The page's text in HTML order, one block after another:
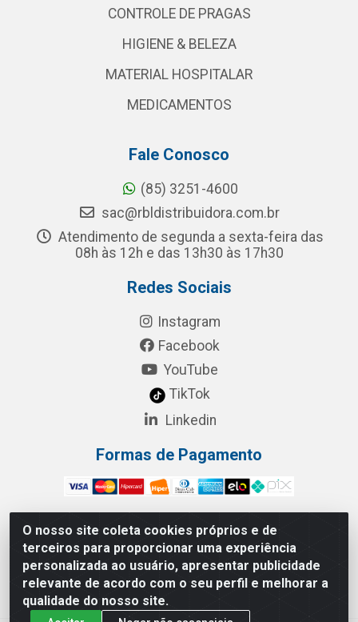
O nosso site coleta cookies próprios e de
terceiros para proporcionar uma experiência
personalizada ao usuário, apresentar publicidade
relevante de acordo com o seu perfil e melhorar a
qualidade do nosso site.
CONTROLE DE PRAGAS
HIGIENE & BELEZA
MATERIAL HOSPITALAR
MEDICAMENTOS
Fale Conosco
(85) 3251-4600
sac@rbldistribuidora.com.br
Atendimento de segunda a sexta-feira das
08h às 12h e das 13h30 às 17h30
Redes Sociais
Instagram
Facebook
YouTube
TikTok
Linkedin
Formas de Pagamento
RBL Distribuidora Distribuidora Gomes LTDA - Rua
Maximiano Barreto, 940 - Barroso, Fortaleza/CE - CEP:
60863-260 - CNPJ 05.461.276/0001-90